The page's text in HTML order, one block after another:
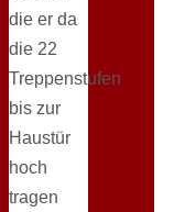
die er da
die 22
Treppenstufen
bis zur
Haustür
hoch
tragen